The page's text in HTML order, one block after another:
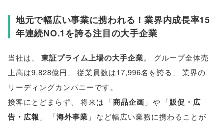
地元で幅広い事業に携われる！業界内成長率15
年連続NO.1を誇る注目の大手企業
当社は、 東証プライム上場の大手企業。
グループ全体売
上高は9,828億円、 従業員数は17,996名を誇る 、
業界の
リーディングカンパニーです。
接客にとどまらず、 将来は 「商品企画 」 や 「販促・広
告・広報 」 「海外事業 」 など幅広い業務に携わることが